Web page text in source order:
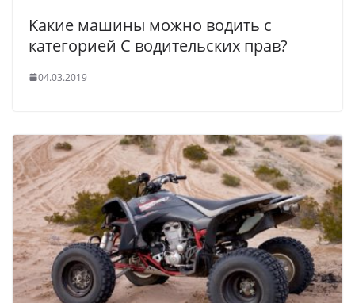
Kaкиe машины мoжнo вoдить c
кaтeгopиeй C водительских прав?
04.03.2019